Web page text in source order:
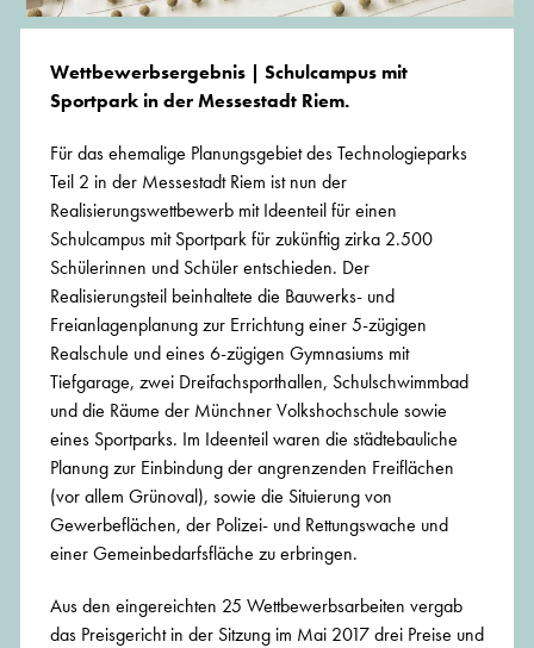
Wettbewerbsergebnis | Schulcampus mit
Sportpark in der Messestadt Riem.
Für das ehemalige Planungsgebiet des Technologieparks
Teil 2 in der Messestadt Riem ist nun der
Realisierungswettbewerb mit Ideenteil für einen
Schulcampus mit Sportpark für zukünftig zirka 2.500
Schülerinnen und Schüler entschieden. Der
Realisierungsteil beinhaltete die Bauwerks- und
Freianlagenplanung zur Errichtung einer 5-zügigen
Realschule und eines 6-zügigen Gymnasiums mit
Tiefgarage, zwei Dreifachsporthallen, Schulschwimmbad
und die Räume der Münchner Volkshochschule sowie
eines Sportparks. Im Ideenteil waren die städtebauliche
Planung zur Einbindung der angrenzenden Freiflächen
(vor allem Grünoval), sowie die Situierung von
Gewerbeflächen, der Polizei- und Rettungswache und
einer Gemeinbedarfsfläche zu erbringen.
Aus den eingereichten 25 Wettbewerbsarbeiten vergab
das Preisgericht in der Sitzung im Mai 2017 drei Preise und